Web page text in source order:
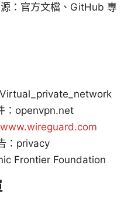
：官方文檔、GitHub 專
：openvpn.net
www.wireguard.com
：privacy
Frontier Foundation